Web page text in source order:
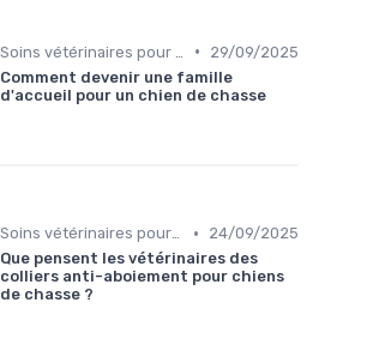
•
29/09/2025
Comment devenir une famille
d'accueil pour un chien de chasse
Soins vétérinaires pour chiens de chasse •
24/09/2025
Que pensent les vétérinaires des
colliers anti-aboiement pour chiens
de chasse ?